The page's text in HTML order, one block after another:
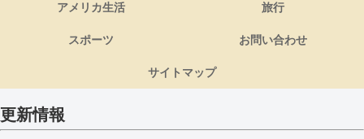
アメリカ生活 旅行
スポーツ お問い合わせ
サイトマップ
更新情報